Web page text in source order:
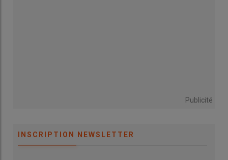
Publicité
INSCRIPTION NEWSLETTER